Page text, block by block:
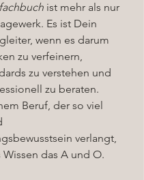
ist mehr als nur
Es ist Dein
wenn es darum
zu verfeinern,
zu verstehen und
zu beraten.
Beruf, der so viel
verlangt,
das A und O.